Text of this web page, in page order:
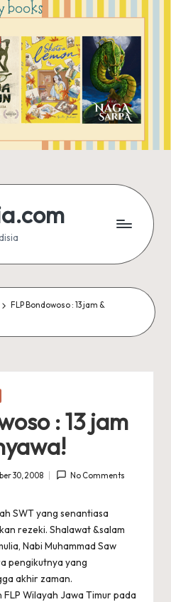
FLP Bondowoso : 13 jam &
: 13 jam
30, 2008 No Comments
SWT yang senantiasa
rezeki. Shalawat &salam
Nabi Muhammad Saw
pengikutnya yang
akhir zaman.
Wilayah Jawa Timur pada